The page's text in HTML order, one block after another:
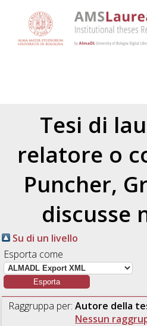
Tesi di
relatore o
Puncher,
discusse
Su di un livello
Esporta come
Raggruppa per: Autore della
Nessun